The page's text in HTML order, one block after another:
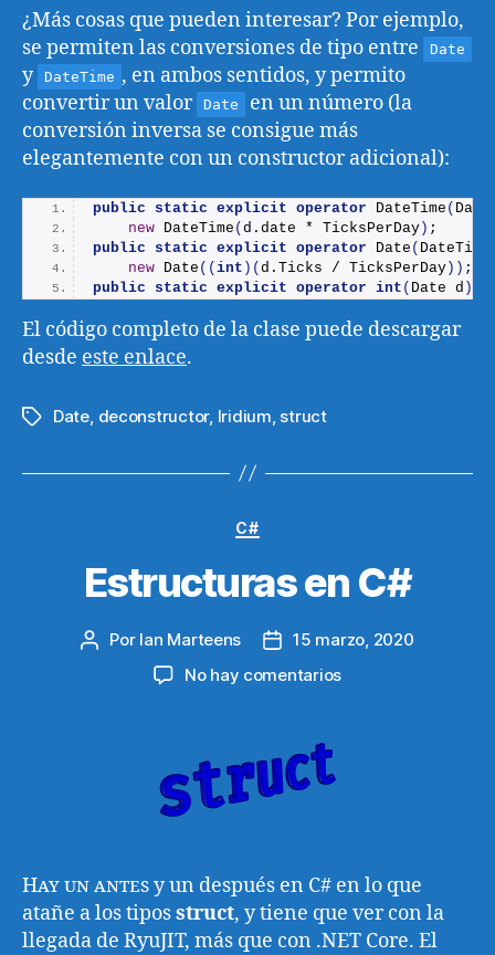
¿Más cosas que pueden interesar? Por ejemplo,
se permiten las conversiones de tipo entre
Date
y DateTime , en ambos sentidos, y permito
convertir un valor Date
en un número (la
conversión inversa se consigue más
elegantemente con un constructor adicional):
public static explicit operator DateTime (
new DateTime (d. date * TicksPerDay) ;
public
static explicit operator Date (
new Date ((int )(d. Ticks / TicksPerDay)) ;
public
static explicit operator int ( Date d )
El código completo de la clase puede descargar
desde este enlace.
Etiquetas
Date deconstructor, Iridium struct
Categorías
C#
Estructuras en C#
Autor
Por Ian Marteens
Fecha15 marzo, 2020
No hay comentariosen
Hay un antesy un después en C# en lo que
atañe a los tiposstruct, y tiene que ver con la
llegada de RyuJIT, más que con .NET Core. El